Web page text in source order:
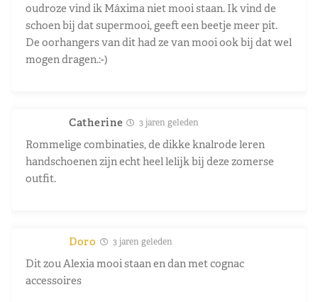
oudroze vind ik Máxima niet mooi staan. Ik vind de
schoen bij dat supermooi, geeft een beetje meer pit.
De oorhangers van dit had ze van mooi ook bij dat wel
mogen dragen.:-)
Catherine 3 jaren geleden
Rommelige combinaties, de dikke knalrode leren
handschoenen zijn echt heel lelijk bij deze zomerse
outfit.
Doro 3 jaren geleden
Dit zou Alexia mooi staan en dan met cognac
accessoires